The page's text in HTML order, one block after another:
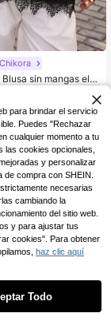
Chikora
sin mangas eleg
para brindar el servicio
Puedes "Rechazar
cualquier momento a tu
las cookies opcionales,
y personalizar
compra con SHEIN.
necesarias
cambiando la
del sitio web.
y para ajustar tus
cookies". Para obtener
haz clic aquí
Todo